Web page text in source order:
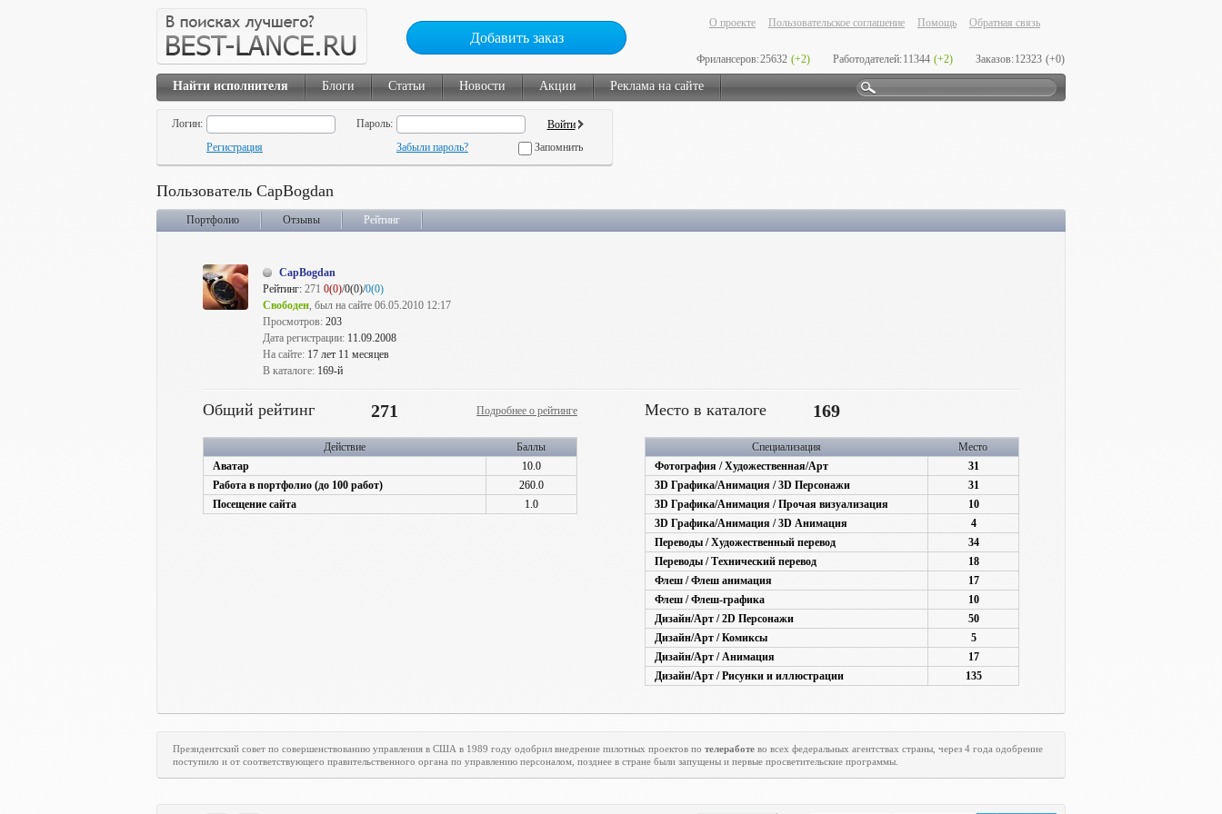
Добавить заказ
О проекте Пользовательское соглашение Помощь Обратная связь
Фрилансеров:25632 (+2) Работодателей:11344 (+2) Заказов:12323 (+0)
Найти исполнителя Блоги Статьи Новости Акции Реклама на сайте
Логин:
Пароль:
Регистрация
Забыли пароль? Запомнить
Пользователь CapBogdan
Портфолио Отзывы Рейтинг
CapBogdan
Рейтинг: 271 0(0)/0(0)/0(0)
Свободен, был на сайте 06.05.2010 12:17
Просмотров: 203
Дата регистрации: 11.09.2008
На сайте: 17 лет 11 месяцев
В каталоге: 169-й
Общий рейтинг 271 Подробнее о рейтинге
Действие
Баллы
Аватар
10.0
Работа в портфолио (до 100 работ)
260.0
Посещение сайта
1.0
Место в каталоге 169
Специализация
Место
Фотография / Художественная/Арт
31
3D Графика/Анимация / 3D Персонажи
31
3D Графика/Анимация / Прочая визуализация
10
3D Графика/Анимация / 3D Анимация
4
Переводы / Художественный перевод
34
Переводы / Технический перевод
18
Флеш / Флеш анимация
17
Флеш / Флеш-графика
10
Дизайн/Арт / 2D Персонажи
50
Дизайн/Арт / Комиксы
5
Дизайн/Арт / Анимация
17
Дизайн/Арт / Рисунки и иллюстрации
135
Президентский совет по совершенствованию управления в США в 1989 году одобрил внедрение пилотных проектов по телеработе во всех федеральных агентствах страны, через 4 года одобрение
поступило и от соответствующего правительственного органа по управлению персоналом, позднее в стране были запущены и первые просветительские программы.